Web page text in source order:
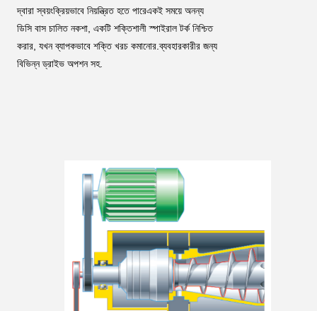
দ্বারা স্বয়ংক্রিয়ভাবে নিয়ন্ত্রিত হতে পারেএকই সময়ে অনন্য
ডিসি বাস চালিত নকশা, একটি শক্তিশালী স্পাইরাল টর্ক নিশ্চিত
করার, যখন ব্যাপকভাবে শক্তি খরচ কমানোর.ব্যবহারকারীর জন্য
বিভিন্ন ড্রাইভ অপশন সহ.